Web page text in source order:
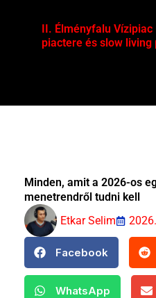
II. Élményfalu
piactere és slow living
Minden, amit a 2026-os
menetrendről tudni kell
Etkar Selim
Facebook
WhatsApp